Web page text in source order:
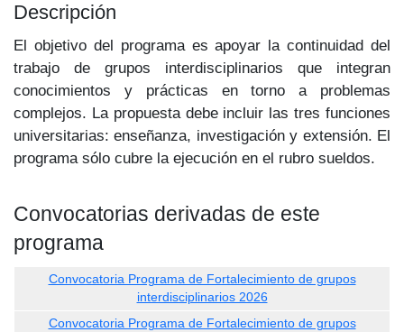
Descripción
El objetivo del programa es apoyar la continuidad del
trabajo de grupos interdisciplinarios que integran
conocimientos y prácticas en torno a problemas
complejos. La propuesta debe incluir las tres funciones
universitarias: enseñanza, investigación y extensión. El
programa sólo cubre la ejecución en el rubro sueldos.
Convocatorias derivadas de este
programa
Convocatoria Programa de Fortalecimiento de grupos
interdisciplinarios 2026
Convocatoria Programa de Fortalecimiento de grupos